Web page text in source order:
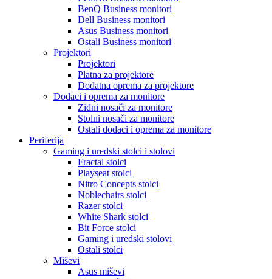
BenQ Business monitori
Dell Business monitori
Asus Business monitori
Ostali Business monitori
Projektori
Projektori
Platna za projektore
Dodatna oprema za projektore
Dodaci i oprema za monitore
Zidni nosači za monitore
Stolni nosači za monitore
Ostali dodaci i oprema za monitore
Periferija
Gaming i uredski stolci i stolovi
Fractal stolci
Playseat stolci
Nitro Concepts stolci
Noblechairs stolci
Razer stolci
White Shark stolci
Bit Force stolci
Gaming i uredski stolovi
Ostali stolci
Miševi
Asus miševi